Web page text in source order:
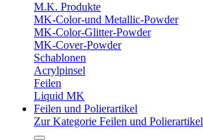
M.K. Produkte
MK-Color-und Metallic-Powder
MK-Color-Glitter-Powder
MK-Cover-Powder
Schablonen
Acrylpinsel
Feilen
Liquid MK
Feilen und Polierartikel
Zur Kategorie Feilen und Polierartikel